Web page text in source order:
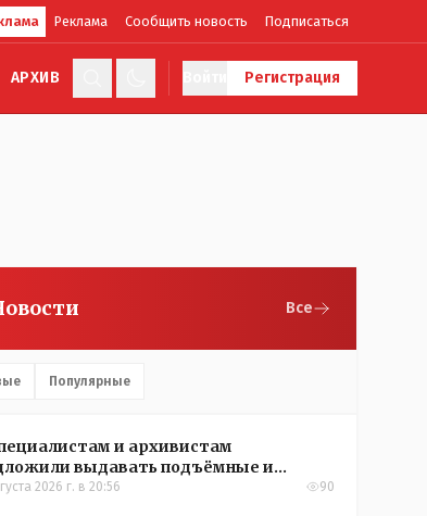
Реклама Сообщить новость Подписаться
АРХИВ Регистрация
Все
Популярные
и архивистам
выдавать подъёмные и
на жильё в сёлах Казахстана
2026 г. в 20:56 90